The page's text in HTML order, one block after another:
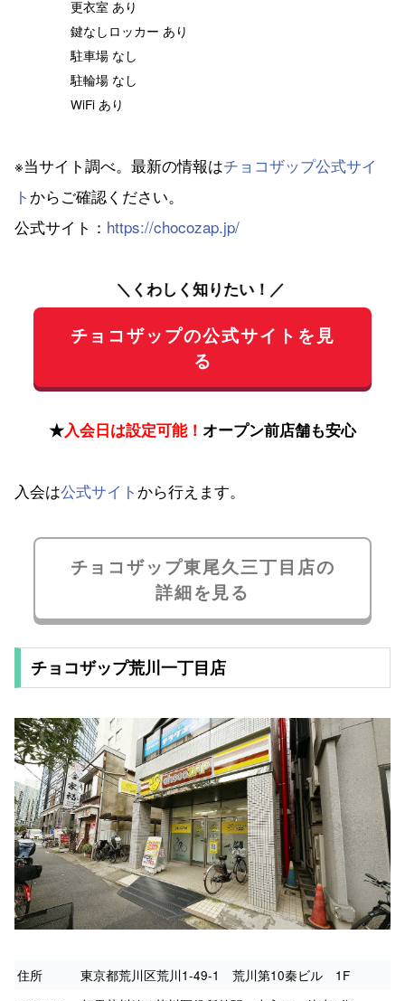
更衣室 あり
鍵なしロッカー あり
駐車場 なし
駐輪場 なし
WiFi あり
※当サイト調べ。最新の情報はチョコザップ公式サイ
ト からご確認ください。
公式サイト： https://chocozap.jp/
＼くわしく知りたい！／
チョコザップの公式サイトを見
る
★入会日は設定可能！ オープン前店舗も安心
入会は公式サイト から行えます。
チョコザップ東尾久三丁目店の
詳細を見る
チョコザップ荒川一丁目店
住所
東京都荒川区荒川1-49-1 荒川第10秦ビル 1F